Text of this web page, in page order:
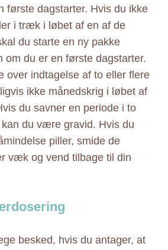
første dagstarter. Hvis du ikke
i træk i løbet af en af de
du starte en ny pakke
om du er en første dagstarter.
over indtagelse af to eller flere
ikke månedskrig i løbet af
du savner en periode i to
du være gravid. Hvis du
piller, smide de
væk og vend tilbage til din
besked, hvis du antager, at